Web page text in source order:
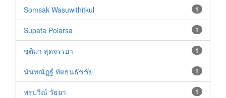
1
Somsak Wasuwithitkul
1
Supata Polarsa
1
ชุติมา สุดจรรยา
1
นันทณัฏฐ์ ทัตธนธัชชัย
1
พรปวีณ์ วัธยา